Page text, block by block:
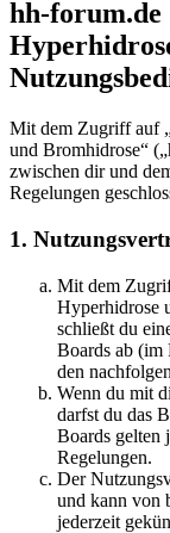
hh-
Mit dem Zugriff auf
und Bromhidrose“
zwischen dir und
Regelungen
1.
Mit dem
Hyperhidrose
schließt du
Boards ab (im
den
Wenn du mit
darfst du das
Boards gelten
Regelungen.
Der
und kann von
jederzeit